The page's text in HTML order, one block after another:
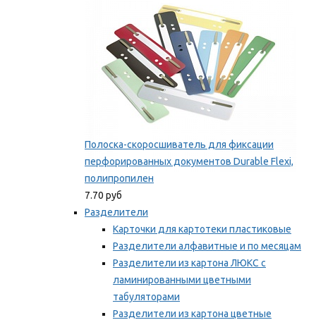
Полоска-скоросшиватель для фиксации
перфорированных документов Durable Flexi,
полипропилен
7.70 руб
Разделители
Карточки для картотеки пластиковые
Разделители алфавитные и по месяцам
Разделители из картона ЛЮКС с
ламинированными цветными
табуляторами
Разделители из картона цветные